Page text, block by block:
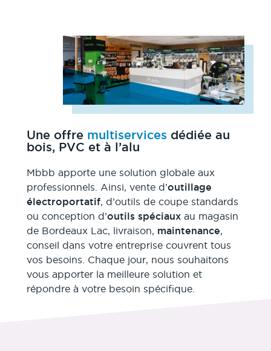
Une offre multiservices dédiée au
bois, PVC et à l’alu
Mbbb apporte une solution globale aux
professionnels. Ainsi, vente d’outillage
électroportatif, d’outils de coupe standards
ou conception d’outils spéciauxau magasin
de Bordeaux Lac, livraison, maintenance,
conseil dans votre entreprise couvrent tous
vos besoins. Chaque jour, nous souhaitons
vous apporter la meilleure solution et
répondre à votre besoin spécifique.